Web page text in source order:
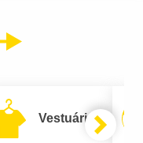
Próximo
Vestuário